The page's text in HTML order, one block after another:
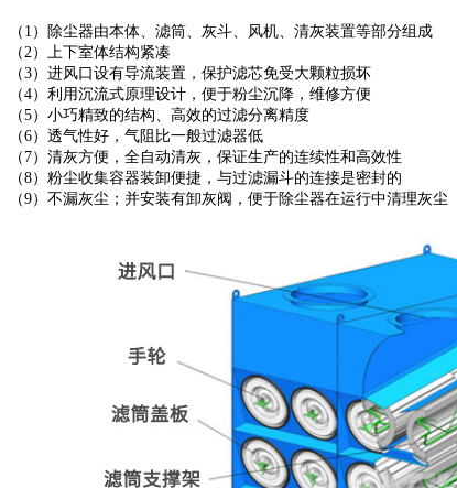
（1）除尘器由本体、滤筒、灰斗、风机、清灰装置等部分组成
（2）上下室体结构紧凑
（3）进风口设有导流装置，保护滤芯免受大颗粒损坏
（4）利用沉流式原理设计，便于粉尘沉降，维修方便
（5）小巧精致的结构、高效的过滤分离精度
（6）透气性好，气阻比一般过滤器低
（7）清灰方便，全自动清灰，保证生产的连续性和高效性
（8）粉尘收集容器装卸便捷，与过滤漏斗的连接是密封的
（9）不漏灰尘；并安装有卸灰阀，便于除尘器在运行中清理灰尘